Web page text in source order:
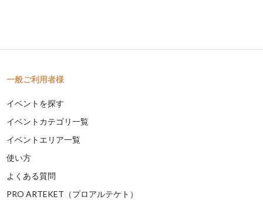
一般ご利用者様
イベントを探す
イベントカテゴリ一覧
イベントエリア一覧
使い方
よくある質問
PRO ARTEKET（プロアルテケト）